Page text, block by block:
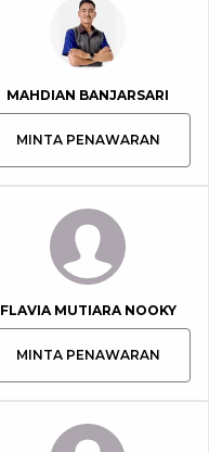
MAHDIAN BANJARSARI
MINTA PENAWARAN
FLAVIA MUTIARA NOOKY
MINTA PENAWARAN